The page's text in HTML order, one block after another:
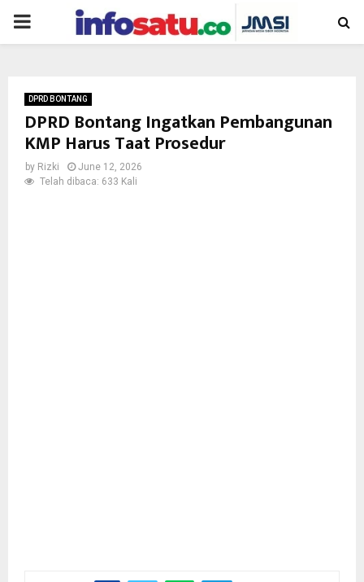
PRIMARY
DPRD BONTANG
DPRD Bontang Ingatkan Pembangunan
KMP Harus Taat Prosedur
by Rizki
June 12, 2026
Telah dibaca: 633 Kali